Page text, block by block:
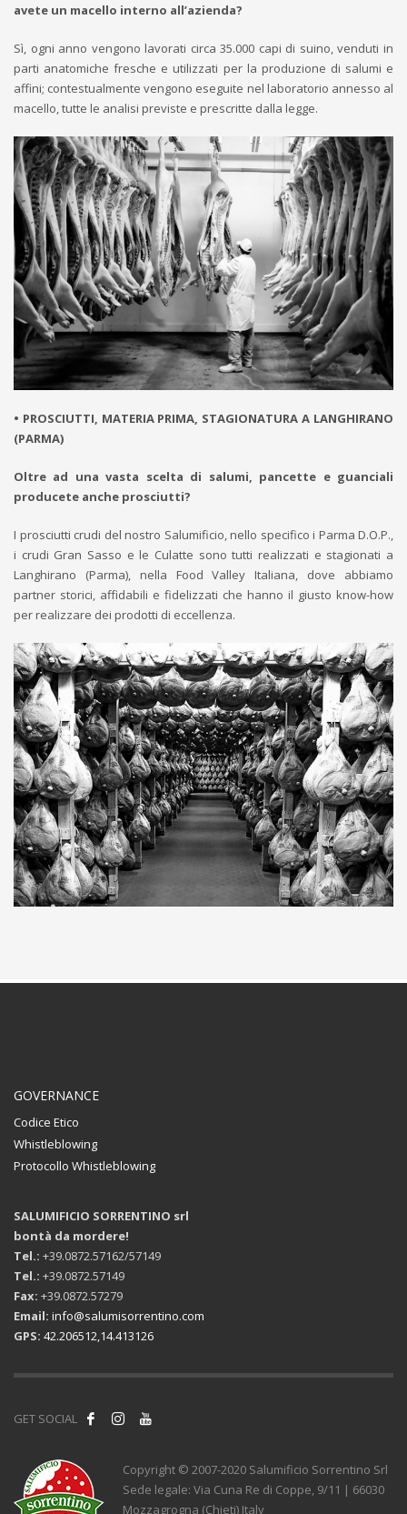
avete un macello interno all’azienda?
Sì, ogni anno vengono lavorati circa 35.000 capi di suino, venduti in
parti anatomiche fresche e utilizzati per la produzione di salumi e
affini; contestualmente vengono eseguite nel laboratorio annesso al
macello, tutte le analisi previste e prescritte dalla legge.
• PROSCIUTTI, MATERIA PRIMA, STAGIONATURA A LANGHIRANO
(PARMA)
Oltre ad una vasta scelta di salumi, pancette e guanciali
producete anche prosciutti?
I prosciutti crudi del nostro Salumificio, nello specifico i Parma D.O.P.,
i crudi Gran Sasso e le Culatte sono tutti realizzati e stagionati a
Langhirano (Parma), nella Food Valley Italiana, dove abbiamo
partner storici, affidabili e fidelizzati che hanno il giusto know-how
per realizzare dei prodotti di eccellenza.
GOVERNANCE
Codice Etico
Whistleblowing
Protocollo Whistleblowing
SALUMIFICIO SORRENTINO srl
bontà da mordere!
Tel.: +39.0872.57162/57149
Tel.: +39.0872.57149
Fax: +39.0872.57279
Email: info@salumisorrentino.com
GPS: 42.206512,14.413126
GET SOCIAL
Copyright © 2007-2020 Salumificio Sorrentino Srl
Sede legale: Via Cuna Re di Coppe, 9/11 | 66030
Mozzagrogna (Chieti) Italy